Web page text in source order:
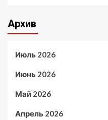
Архив
Июль 2026
Июнь 2026
Май 2026
Апрель 2026